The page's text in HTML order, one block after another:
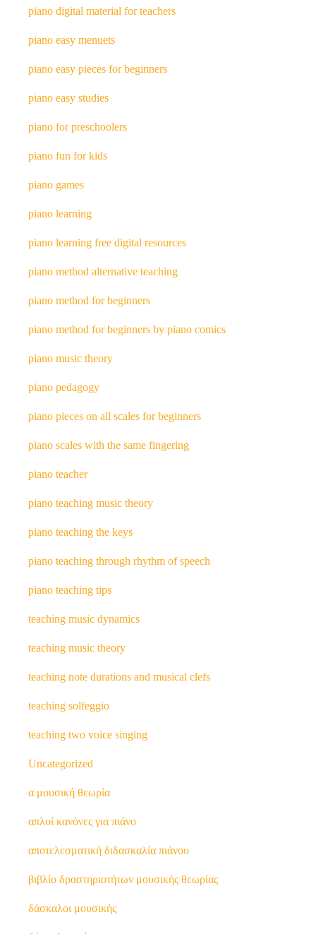
piano digital material for teachers
piano easy menuets
piano easy pieces for beginners
piano easy studies
piano for preschoolers
piano fun for kids
piano games
piano learning
piano learning free digital resources
piano method alternative teaching
piano method for beginners
piano method for beginners by piano comics
piano music theory
piano pedagogy
piano pieces on all scales for beginners
piano scales with the same fingering
piano teacher
piano teaching music theory
piano teaching the keys
piano teaching through rhythm of speech
piano teaching tips
teaching music dynamics
teaching music theory
teaching note durations and musical clefs
teaching solfeggio
teaching two voice singing
Uncategorized
α μουσική θεωρία
απλοί κανόνες για πιάνο
αποτελεσματική διδασκαλία πιάνου
βιβλίο δραστηριοτήτων μουσικής θεωρίας
δάσκαλοι μουσικής